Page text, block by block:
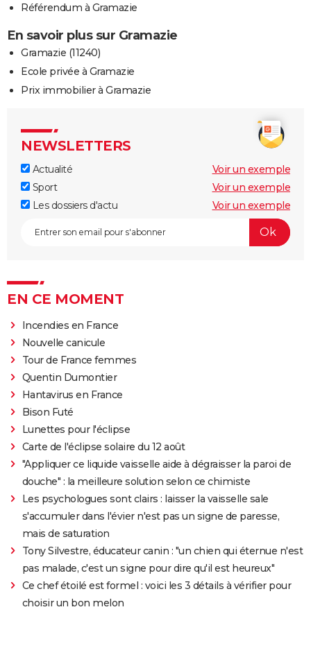
Référendum à Gramazie
En savoir plus sur Gramazie
Gramazie (11240)
Ecole privée à Gramazie
Prix immobilier à Gramazie
NEWSLETTERS
Actualité
Voir un exemple
Sport
Voir un exemple
Les dossiers d'actu
Voir un exemple
EN CE MOMENT
Incendies en France
Nouvelle canicule
Tour de France femmes
Quentin Dumontier
Hantavirus en France
Bison Futé
Lunettes pour l'éclipse
Carte de l'éclipse solaire du 12 août
"Appliquer ce liquide vaisselle aide à dégraisser la paroi de
douche" : la meilleure solution selon ce chimiste
Les psychologues sont clairs : laisser la vaisselle sale
s'accumuler dans l'évier n'est pas un signe de paresse,
mais de saturation
Tony Silvestre, éducateur canin : "un chien qui éternue n'est
pas malade, c'est un signe pour dire qu'il est heureux"
Ce chef étoilé est formel : voici les 3 détails à vérifier pour
choisir un bon melon